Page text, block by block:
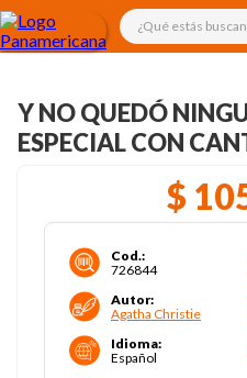
¿Qué estás
Y NO QUEDÓ
ESPECIAL CON
$
Cod.:
726844
Autor:
Agatha Christie
Idioma:
Español